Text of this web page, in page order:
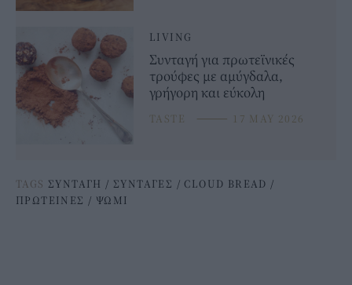
LIVING
Συνταγή για πρωτεϊνικές
τρούφες με αμύγδαλα,
γρήγορη και εύκολη
TASTE ⸻ 17 MAY 2026
TAGS ΣΥΝΤΑΓΗ / ΣΥΝΤΑΓΕΣ / CLOUD BREAD /
ΠΡΩΤΕΙΝΕΣ / ΨΩΜΙ